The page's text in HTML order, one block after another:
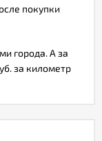
покупки
города. А за
за километр